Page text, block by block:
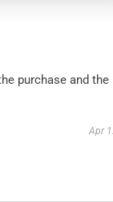
purchase and the
Apr